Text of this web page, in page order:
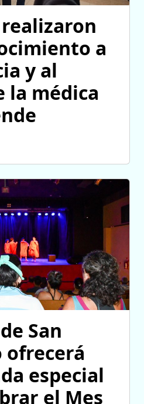
realizaron
a
y al
la médica
San
ofrecerá
especial
el Mes